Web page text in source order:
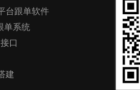
台跟单软件
单系统
口
建